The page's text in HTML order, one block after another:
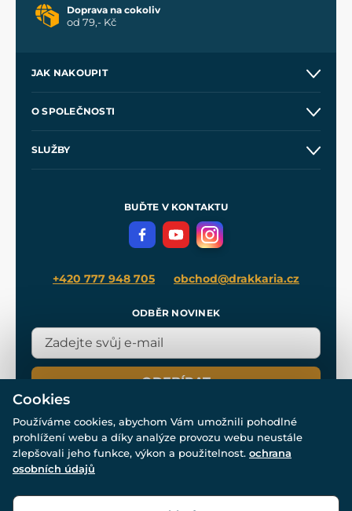
Doprava na cokoliv
od 79,- Kč
JAK NAKOUPIT
Velkoobchod
O SPOLEČNOSTI
SLUŽBY
Meče pro Kingdom Come
BUĎTE V KONTAKTU
+420 777 948 705 obchod@drakkaria.cz
ODBĚR NOVINEK
ODEBÍRAT
© Všechna práva vyhrazena. www.drakkaria.cz 2007-2026.
Cookies
Používáme cookies, abychom Vám umožnili pohodlné
prohlížení webu a díky analýze provozu webu neustále
zlepšovali jeho funkce, výkon a použitelnost. ochrana
osobních údajů